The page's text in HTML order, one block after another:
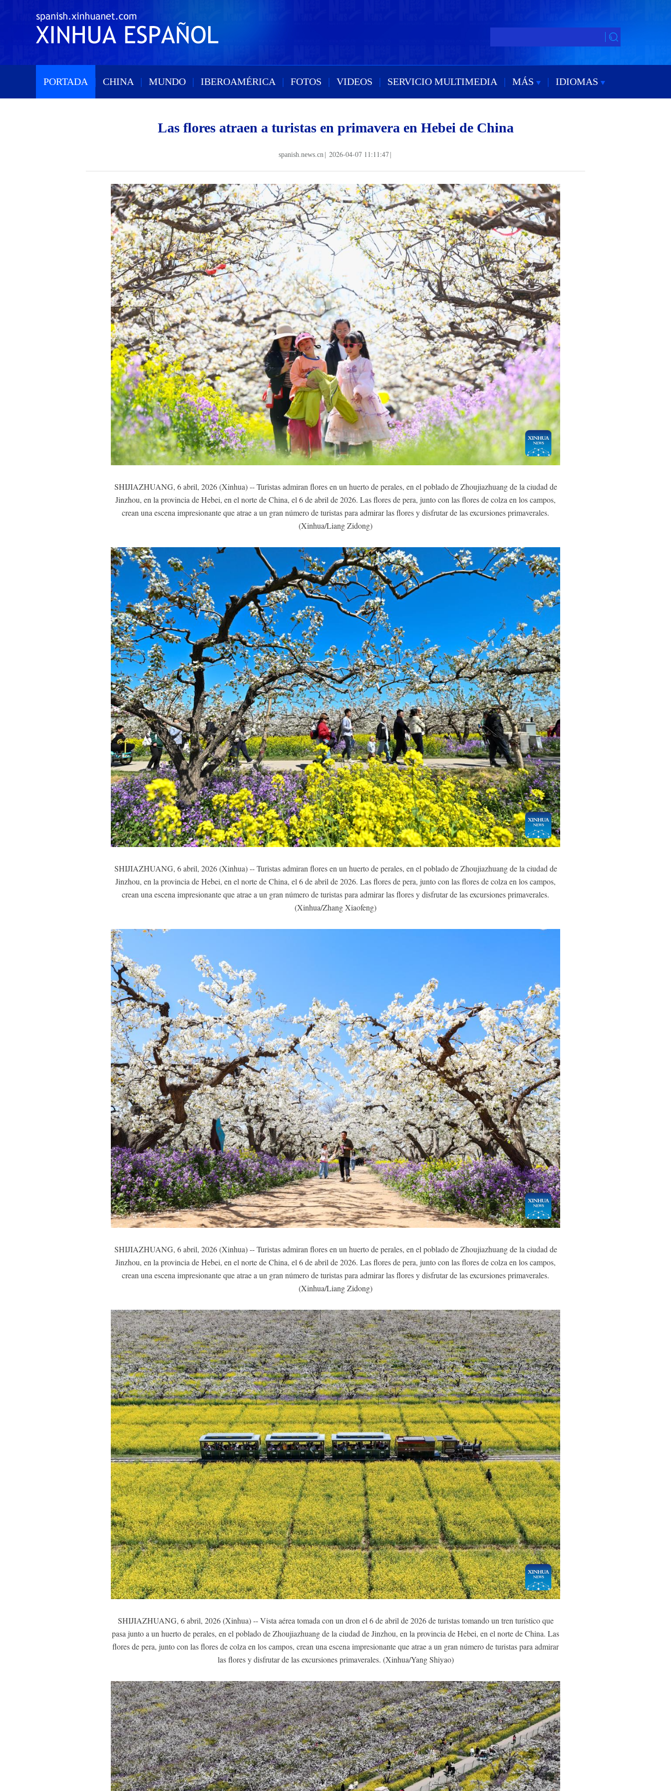
PORTADA | CHINA | MUNDO | IBEROAMÉRICA | FOTOS | VIDEOS | SERVICIO MULTIMEDIA | MÁS | IDIOMAS
Las flores atraen a turistas en primavera en Hebei de China
spanish.news.cn 2026-04-07 11:11:47
SHIJIAZHUANG, 6 abril, 2026 (Xinhua) -- Turistas admiran flores en un huerto de perales, en el poblado de Zhoujiazhuang de la ciudad de
Jinzhou, en la provincia de Hebei, en el norte de China, el 6 de abril de 2026. Las flores de pera, junto con las flores de colza en los campos,
crean una escena impresionante que atrae a un gran número de turistas para admirar las flores y disfrutar de las excursiones primaverales.
(Xinhua/Liang Zidong)
SHIJIAZHUANG, 6 abril, 2026 (Xinhua) -- Turistas admiran flores en un huerto de perales, en el poblado de Zhoujiazhuang de la ciudad de
Jinzhou, en la provincia de Hebei, en el norte de China, el 6 de abril de 2026. Las flores de pera, junto con las flores de colza en los campos,
crean una escena impresionante que atrae a un gran número de turistas para admirar las flores y disfrutar de las excursiones primaverales.
(Xinhua/Zhang Xiaofeng)
SHIJIAZHUANG, 6 abril, 2026 (Xinhua) -- Turistas admiran flores en un huerto de perales, en el poblado de Zhoujiazhuang de la ciudad de
Jinzhou, en la provincia de Hebei, en el norte de China, el 6 de abril de 2026. Las flores de pera, junto con las flores de colza en los campos,
crean una escena impresionante que atrae a un gran número de turistas para admirar las flores y disfrutar de las excursiones primaverales.
(Xinhua/Liang Zidong)
SHIJIAZHUANG, 6 abril, 2026 (Xinhua) -- Vista aérea tomada con un dron el 6 de abril de 2026 de turistas tomando un tren turístico que
pasa junto a un huerto de perales, en el poblado de Zhoujiazhuang de la ciudad de Jinzhou, en la provincia de Hebei, en el norte de China. Las
flores de pera, junto con las flores de colza en los campos, crean una escena impresionante que atrae a un gran número de turistas para admirar
las flores y disfrutar de las excursiones primaverales. (Xinhua/Yang Shiyao)